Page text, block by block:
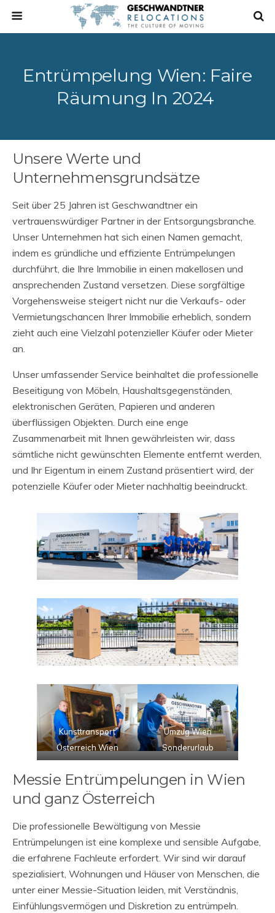
Entrümpelung Wien: Faire
Räumung In 2024
Unsere Werte und
Unternehmensgrundsätze
Seit über 25 Jahren ist Geschwandtner ein
vertrauenswürdiger Partner in der Entsorgungsbranche.
Unser Unternehmen hat sich einen Namen gemacht,
indem es gründliche und effiziente Entrümpelungen
durchführt, die Ihre Immobilie in einen makellosen und
ansprechenden Zustand versetzen. Diese sorgfältige
Vorgehensweise steigert nicht nur die Verkaufs- oder
Vermietungschancen Ihrer Immobilie erheblich, sondern
zieht auch eine Vielzahl potenzieller Käufer oder Mieter
an.
Unser umfassender Service beinhaltet die professionelle
Beseitigung von Möbeln, Haushaltsgegenständen,
elektronischen Geräten, Papieren und anderen
überflüssigen Objekten. Durch eine enge
Zusammenarbeit mit Ihnen gewährleisten wir, dass
sämtliche nicht gewünschten Elemente entfernt werden,
und Ihr Eigentum in einem Zustand präsentiert wird, der
potenzielle Käufer oder Mieter nachhaltig beeindruckt.
Kunsttransport
Österreich Wien
Umzug Wien
Sonderurlaub
Messie Entrümpelungen in Wien
und ganz Österreich
Die professionelle Bewältigung von Messie
Entrümpelungen ist eine komplexe und sensible Aufgabe,
die erfahrene Fachleute erfordert. Wir sind wir darauf
spezialisiert, Wohnungen und Häuser von Menschen, die
unter einer Messie-Situation leiden, mit Verständnis,
Einfühlungsvermögen und Diskretion zu entrümpeln.